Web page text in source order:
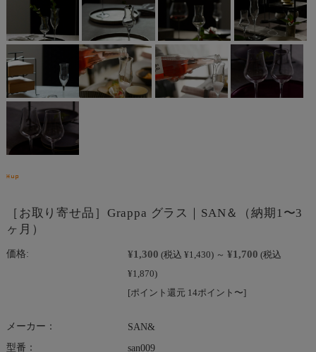
［お取り寄せ品］Grappa グラス｜SAN＆（納期1〜3
ヶ月）
価格: ¥1,300 (税込 ¥1,430) ～ ¥1,700 (税込
¥1,870)
[ポイント還元 14ポイント〜]
メーカー：
SAN&
型番：
san009